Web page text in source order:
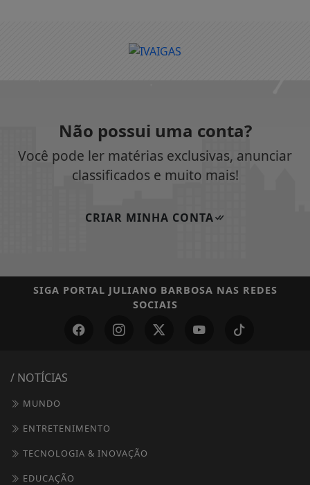
Não possui uma conta?
Você pode ler matérias exclusivas, anunciar
classificados e muito mais!
CRIAR MINHA CONTA
SIGA PORTAL JULIANO BARBOSA NAS REDES
SOCIAIS
/ NOTÍCIAS
MUNDO
ENTRETENIMENTO
TECNOLOGIA & INOVAÇÃO
EDUCAÇÃO